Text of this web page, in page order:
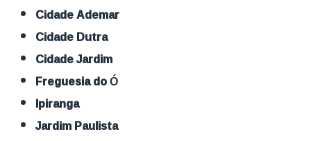
Cidade Ademar
Cidade Dutra
Cidade Jardim
Freguesia do Ó
Ipiranga
Jardim Paulista